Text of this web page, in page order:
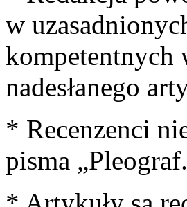
w
kompetentnych
nadesłanego
* Recenzenci
pisma